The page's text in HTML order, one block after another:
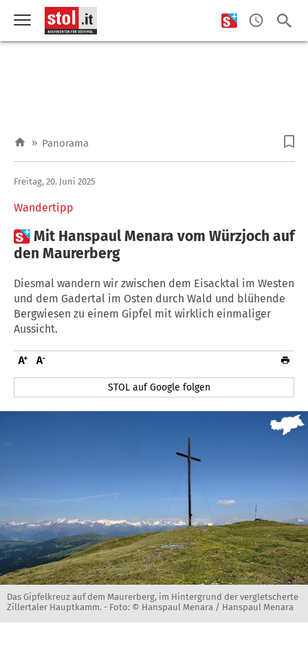
» Panorama
Wandertipp
Freitag, 20. Juni 2025
Mit Hanspaul Menara vom Würzjoch auf
den Maurerberg
Diesmal wandern wir zwischen dem Eisacktal im Westen
und dem Gadertal im Osten durch Wald und blühende
Bergwiesen zu einem Gipfel mit wirklich einmaliger
Aussicht.
STOL auf Google folgen
Das Gipfelkreuz auf dem Maurerberg, im Hintergrund der vergletscherte
Zillertaler Hauptkamm. - Foto: © Hanspaul Menara / Hanspaul Menara